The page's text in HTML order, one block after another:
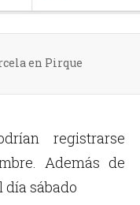
en Pirque
registrarse
Además de
sábado